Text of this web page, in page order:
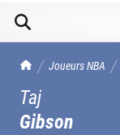
TrashTalk Actu NBA
Joueurs NBA
Taj
Gibson